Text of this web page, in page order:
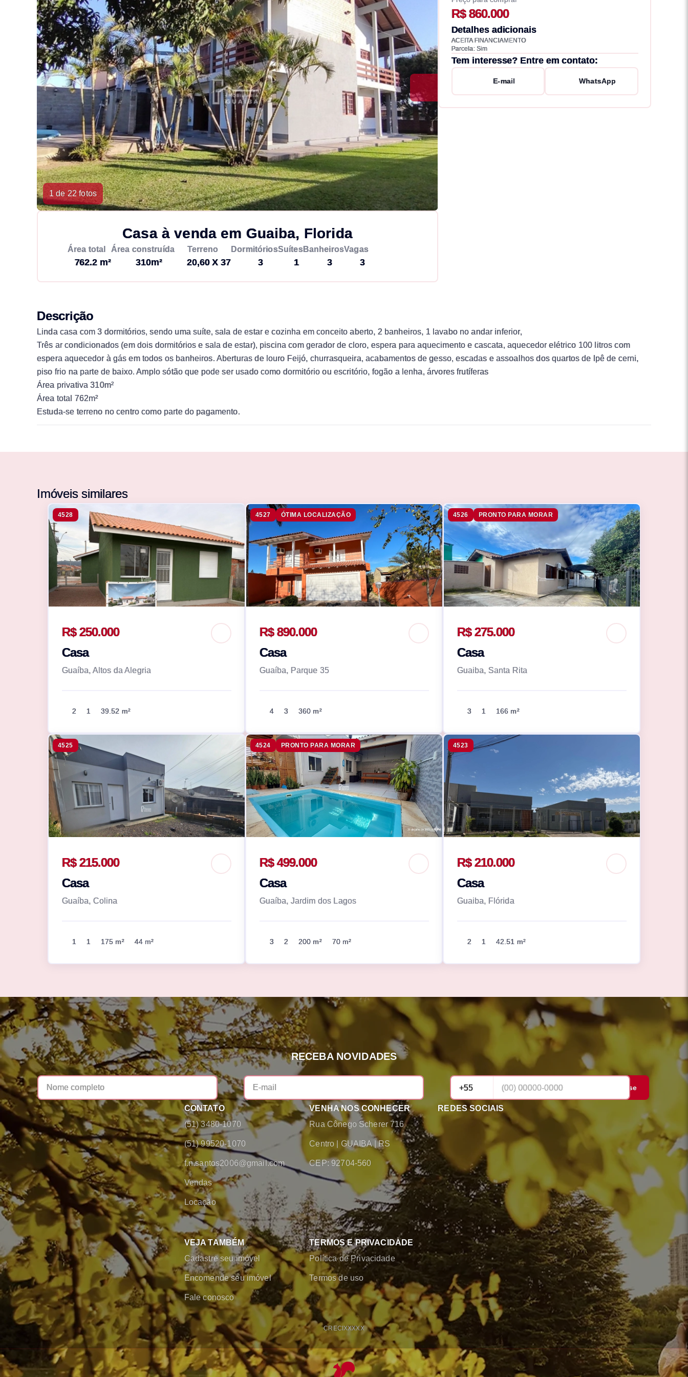
1 de 22 fotos
Casa à venda em Guaiba, Florida
Área total
762.2 m²
Área construída
310m²
Terreno
20,60 X 37
Dormitórios
3
Suítes
1
Banheiros
3
Vagas
3
R$ 860.000
Detalhes adicionais
ACEITA FINANCIAMENTO
Parcela: Sim
Tem interesse? Entre em contato:
E-mail WhatsApp
Descrição
Linda casa com 3 dormitórios, sendo uma suíte, sala de estar e cozinha em conceito aberto, 2 banheiros, 1 lavabo no andar inferior,
Três ar condicionados (em dois dormitórios e sala de estar), piscina com gerador de cloro, espera para aquecimento e cascata, aquecedor elétrico 100 litros com
espera aquecedor à gás em todos os banheiros. Aberturas de louro Feijó, churrasqueira, acabamentos de gesso, escadas e assoalhos dos quartos de Ipê de cerni,
piso frio na parte de baixo. Amplo sótão que pode ser usado como dormitório ou escritório, fogão a lenha, árvores frutíferas
Área privativa 310m²
Área total 762m²
Estuda-se terreno no centro como parte do pagamento.
Imóveis similares
4528
R$ 250.000
Casa
Guaíba, Altos da Alegria
2 1 39.52 m²
4527 ÓTIMA LOCALIZAÇÃO
R$ 890.000
Casa
Guaíba, Parque 35
4 3 360 m²
4526 PRONTO PARA MORAR
R$ 275.000
Casa
Guaiba, Santa Rita
3 1 166 m²
4525
R$ 215.000
Casa
Guaíba, Colina
1 1 175 m² 44 m²
4524 PRONTO PARA MORAR
R$ 499.000
Casa
Guaíba, Jardim dos Lagos
3 2 200 m² 70 m²
4523
R$ 210.000
Casa
Guaiba, Flórida
2 1 42.51 m²
RECEBA NOVIDADES
Cadastrar-se
CONTATO
(51) 3480-1070
(51) 99520-1070
f.n.santos2006@gmail.com
Vendas
Locação
VENHA NOS CONHECER
Rua Cônego Scherer 716
Centro GUAIBA |RS
CEP: 92704-560
REDES SOCIAIS
VEJA TAMBÉM
Cadastre seu imóvel
Encomende seu imóvel
Fale conosco
TERMOS E PRIVACIDADE
Política de Privacidade
Termos de uso
CRECI XXXXX